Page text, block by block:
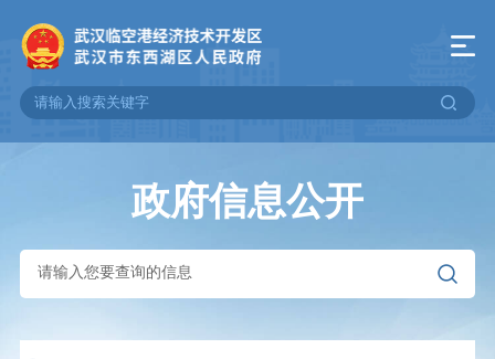
政府信息公开